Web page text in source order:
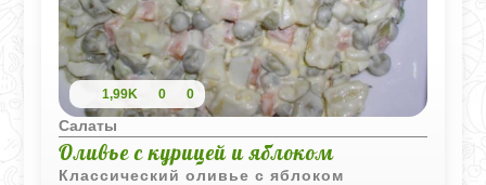
1,99K 0 0
Салаты
Оливье с курицей и яблоком
Классический оливье с яблоком